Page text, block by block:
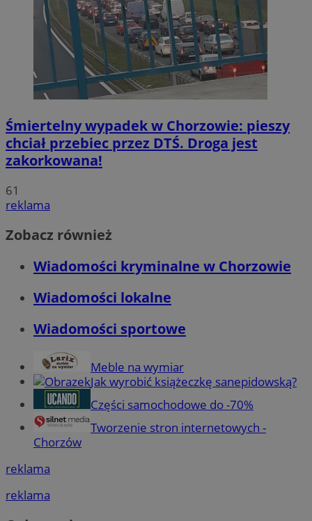
Śmiertelny wypadek w Chorzowie: pieszy
chciał przebiec przez DTŚ. Droga jest
zakorkowana!
61
reklama
Zobacz również
Wiadomości kryminalne w Chorzowie
Wiadomości lokalne
Wiadomości sportowe
Meble na wymiar
Jak wyrobić książeczkę sanepidowską?
Części samochodowe do -70%
Tworzenie stron internetowych -
Chorzów
reklama
reklama